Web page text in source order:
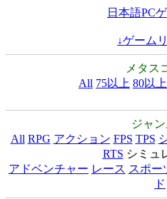
日本語PC
↓ゲーム
メタス
All 75以上 80以上
ジャン
All RPG アクション FPS TPS
RTS シミュ
アドベンチャー レース スポー
ド